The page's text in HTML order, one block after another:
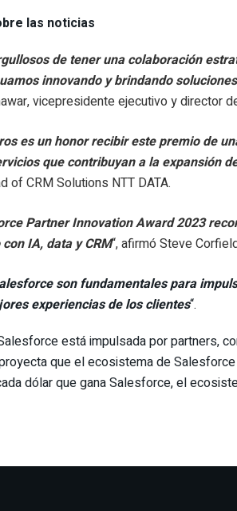
las noticias
de tener una colaboración
innovando y brindando
vicepresidente ejecutivo y director
es un honor recibir este premio de
que contribuyan a la expansión
of CRM Solutions NTT DATA.
Partner Innovation Award 2023
IA, data y CRM“, afirmó Steve
son fundamentales para
experiencias de los clientes“.
está impulsada por partners,
que el ecosistema de
dólar que gana Salesforce, el